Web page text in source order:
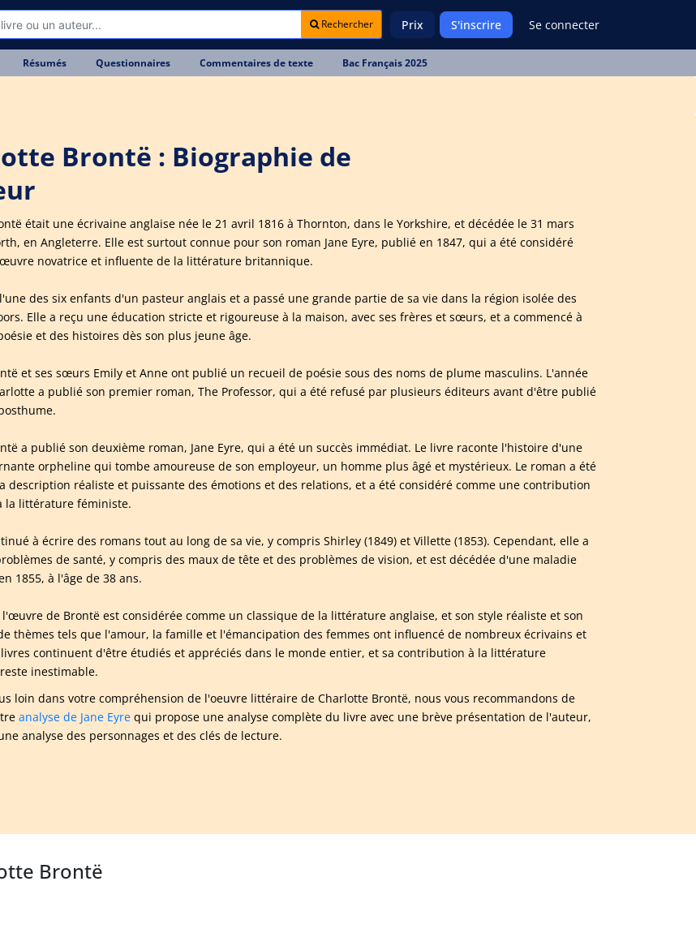
Rechercher Prix S'inscrire Se connecter
Résumés Questionnaires Commentaires de texte Bac Français 2025
Brontë : Biographie de
était une écrivaine anglaise née le 21 avril 1816 à Thornton, dans le Yorkshire, et décédée le 31 mars
en Angleterre. Elle est surtout connue pour son roman Jane Eyre, publié en 1847, qui a été considéré
novatrice et influente de la littérature britannique.
des six enfants d'un pasteur anglais et a passé une grande partie de sa vie dans la région isolée des
Elle a reçu une éducation stricte et rigoureuse à la maison, avec ses frères et sœurs, et a commencé à
et des histoires dès son plus jeune âge.
et ses sœurs Emily et Anne ont publié un recueil de poésie sous des noms de plume masculins. L'année
a publié son premier roman, The Professor, qui a été refusé par plusieurs éditeurs avant d'être publié
a publié son deuxième roman, Jane Eyre, qui a été un succès immédiat. Le livre raconte l'histoire d'une
orpheline qui tombe amoureuse de son employeur, un homme plus âgé et mystérieux. Le roman a été
description réaliste et puissante des émotions et des relations, et a été considéré comme une contribution
la littérature féministe.
à écrire des romans tout au long de sa vie, y compris Shirley (1849) et Villette (1853). Cependant, elle a
de santé, y compris des maux de tête et des problèmes de vision, et est décédée d'une maladie
1855, à l'âge de 38 ans.
de Brontë est considérée comme un classique de la littérature anglaise, et son style réaliste et son
thèmes tels que l'amour, la famille et l'émancipation des femmes ont influencé de nombreux écrivains et
livres continuent d'être étudiés et appréciés dans le monde entier, et sa contribution à la littérature
inestimable.
loin dans votre compréhension de l'oeuvre littéraire de Charlotte Brontë, nous vous recommandons de
analyse de Jane Eyre qui propose une analyse complète du livre avec une brève présentation de l'auteur,
analyse des personnages et des clés de lecture.
Brontë